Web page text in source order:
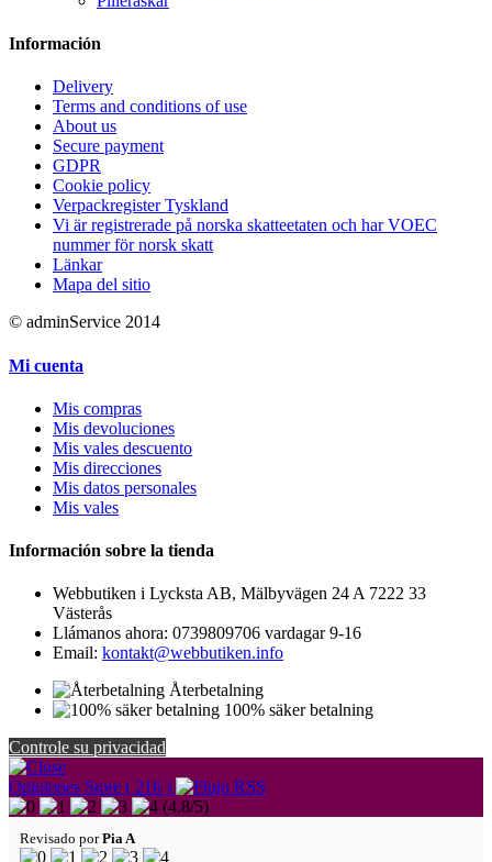
Información
Delivery
Terms and conditions of use
About us
Secure payment
GDPR
Cookie policy
Verpackregister Tyskland
Vi är registrerade på norska skatteetaten och har VOEC
nummer för norsk skatt
Länkar
Mapa del sitio
© adminService 2014
Mi cuenta
Mis compras
Mis devoluciones
Mis vales descuento
Mis direcciones
Mis datos personales
Mis vales
Información sobre la tienda
Webbutiken i Lycksta AB, Mälbyvägen 24 A 7222 33
Västerås
Llámanos ahora: 0739809706 vardagar 9-16
Email: kontakt@webbutiken.info
Återbetalning
100% säker betalning
Controle su privacidad
Opiniones Store ( 216 )
(4,8/5)
Revisado porPia A